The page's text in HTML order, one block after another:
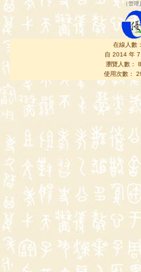
（管理
在線人數
自 2014 年
瀏覽人數：
使用次數：